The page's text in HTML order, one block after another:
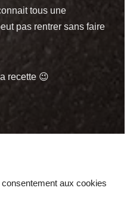
aux cookies
tous une
pas rentrer sans faire
recette 😉